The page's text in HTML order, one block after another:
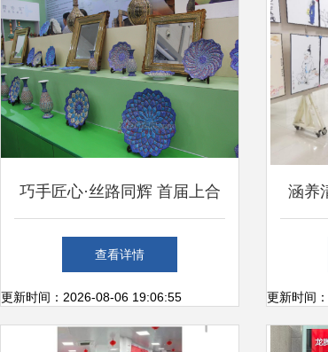
巧手匠心·丝路同辉 首届上合
组织国家商品展—手工艺术品
大放异彩
查看详情
更新时间：2026-08-06 19:06:55
涵养
廉政
更新时间